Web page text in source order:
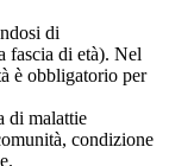
di
fascia di età). Nel
è obbligatorio per
di malattie
condizione